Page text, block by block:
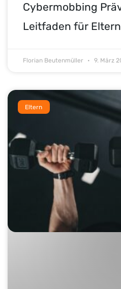
Cybermobbing
Leitfaden für
Florian Beutenmüller 9. März
Eltern